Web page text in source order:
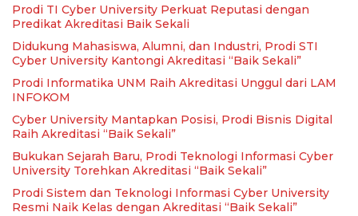
Prodi TI Cyber University Perkuat Reputasi dengan
Predikat Akreditasi Baik Sekali
Didukung Mahasiswa, Alumni, dan Industri, Prodi STI
Cyber University Kantongi Akreditasi “Baik Sekali”
Prodi Informatika UNM Raih Akreditasi Unggul dari LAM
INFOKOM
Cyber University Mantapkan Posisi, Prodi Bisnis Digital
Raih Akreditasi “Baik Sekali”
Bukukan Sejarah Baru, Prodi Teknologi Informasi Cyber
University Torehkan Akreditasi “Baik Sekali”
Prodi Sistem dan Teknologi Informasi Cyber University
Resmi Naik Kelas dengan Akreditasi “Baik Sekali”